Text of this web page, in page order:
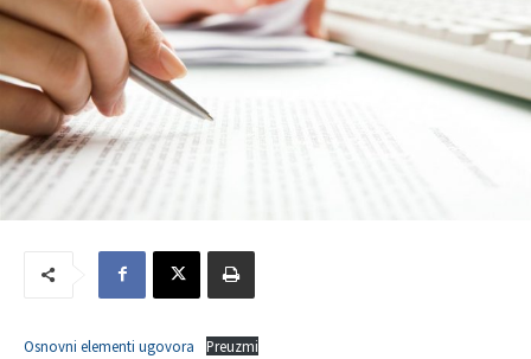
Osnovni elementi ugovora Preuzmi